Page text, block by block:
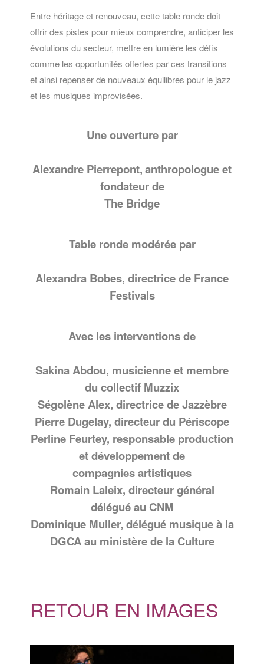
Entre héritage et renouveau, cette table ronde doit
offrir des pistes pour mieux comprendre, anticiper les
évolutions du secteur, mettre en lumière les défis
comme les opportunités offertes par ces transitions
et ainsi repenser de nouveaux équilibres pour le jazz
et les musiques improvisées.
Une ouverture par
Alexandre Pierrepont,anthropologue et
fondateur de
The Bridge
Table ronde modérée par
Alexandra Bobes, directrice de France
Festivals
Avec les interventions de
Sakina Abdou, musicienne et membre
du collectif Muzzix
Ségolène Alex, directrice de Jazzèbre
Pierre Dugelay, directeur du Périscope
Perline Feurtey, responsable production
et développement de
compagnies artistiques
Romain Laleix, directeur général
délégué au CNM
Dominique Muller, délégué musique à la
DGCA au ministère de la Culture
RETOUR EN IMAGES